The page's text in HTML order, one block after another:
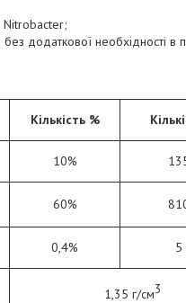
Nitrobacter;
додаткової необхідності в
Кількість %
10%
60%
0,4% 5
1,35 г/см3